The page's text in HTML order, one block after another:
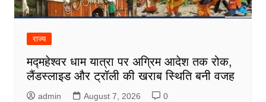
राज्य
मद्महेश्वर धाम यात्रा पर अग्रिम आदेश तक रोक,
लैंडस्लाइड और ट्रॉली की खराब स्थिति बनी वजह
admin August 7, 2026 0